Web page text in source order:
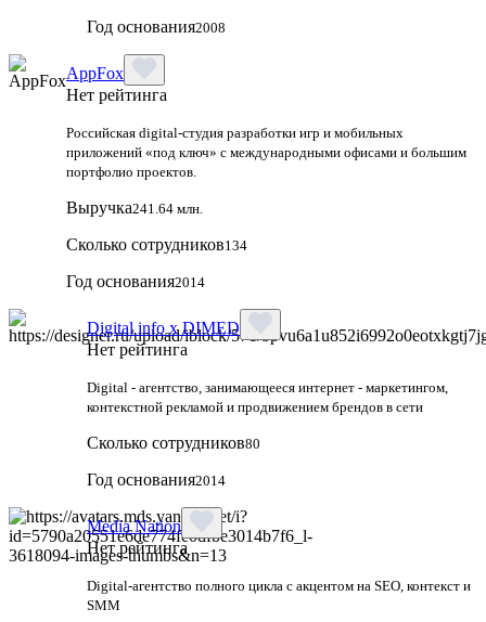
Год основания2008
AppFox
Нет рейтинга
Российская digital‑студия разработки игр и мобильных
приложений «под ключ» с международными офисами и большим
портфолио проектов.
Выручка241.64 млн.
Сколько сотрудников134
Год основания2014
Digital info x DIMED
Нет рейтинга
Digital - агентство, занимающееся интернет - маркетингом,
контекстной рекламой и продвижением брендов в сети
Сколько сотрудников80
Год основания2014
Media Nation
Нет рейтинга
Digital-агентство полного цикла с акцентом на SEO, контекст и
SMM